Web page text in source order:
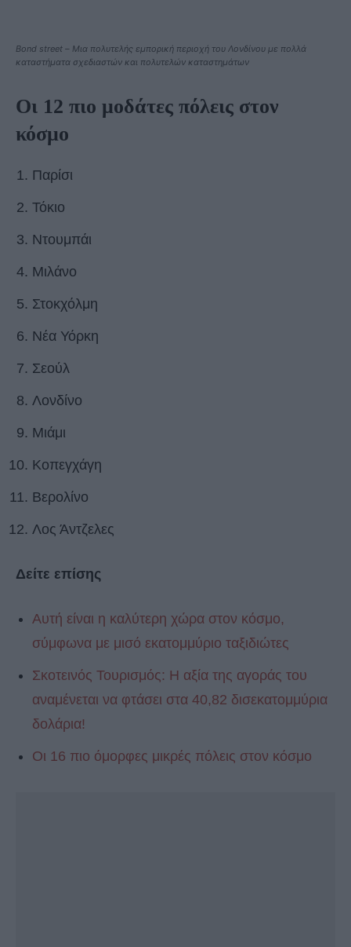
Bond street – Μια πολυτελής εμπορική περιοχή του Λονδίνου με πολλά
καταστήματα σχεδιαστών και πολυτελών καταστημάτων
Οι 12 πιο μοδάτες πόλεις στον
κόσμο
Παρίσι
Τόκιο
Ντουμπάι
Μιλάνο
Στοκχόλμη
Νέα Υόρκη
Σεούλ
Λονδίνο
Μιάμι
Κοπεγχάγη
Βερολίνο
Λος Άντζελες
Δείτε επίσης
Αυτή είναι η καλύτερη χώρα στον κόσμο,
σύμφωνα με μισό εκατομμύριο ταξιδιώτες
Σκοτεινός Τουρισμός: Η αξία της αγοράς του
αναμένεται να φτάσει στα 40,82 δισεκατομμύρια
δολάρια!
Οι 16 πιο όμορφες μικρές πόλεις στον κόσμο